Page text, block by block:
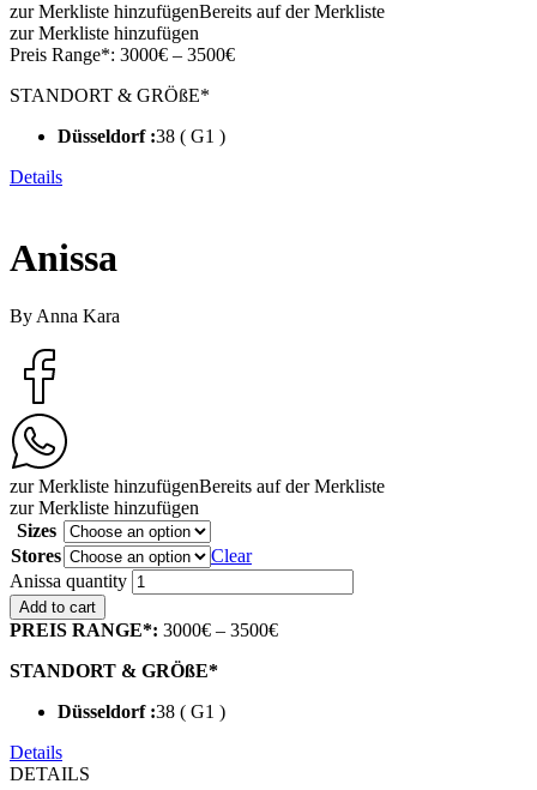
zur Merkliste hinzufügenBereits auf der Merkliste
zur Merkliste hinzufügen
Preis Range*: 3000€ – 3500€
STANDORT & GRÖßE*
Düsseldorf :38 ( G1 )
Details
Anissa
By Anna Kara
zur Merkliste hinzufügenBereits auf der Merkliste
zur Merkliste hinzufügen
Sizes
Stores
Clear
Anissa quantity
Add to cart
PREIS RANGE*: 3000€ – 3500€
STANDORT & GRÖßE*
Düsseldorf :38 ( G1 )
Details
DETAILS